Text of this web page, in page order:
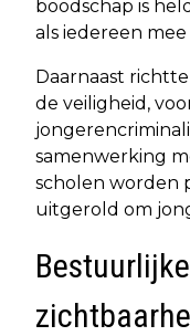
boodschap is
als iedereen mee
Daarnaast
de veiligheid,
samenwerking
scholen worden
uitgerold om